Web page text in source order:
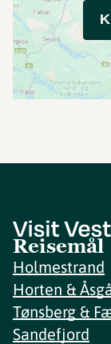
Reisemål
Holmestrand
Horten &
Tønsberg &
Sandefjord